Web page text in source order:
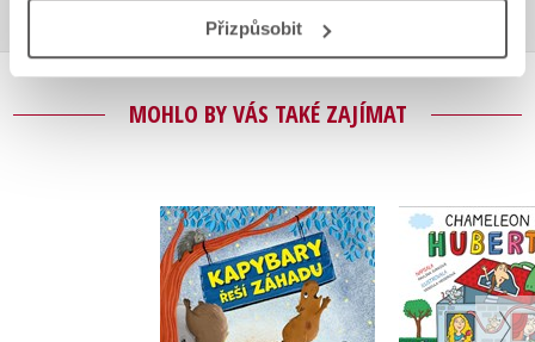
Přizpůsobit
MOHLO BY VÁS TAKÉ ZAJÍMAT
Kapybary řeší
záhadu
Matthäus Bär
Pavlína